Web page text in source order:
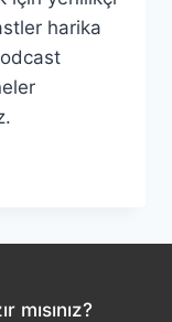
harika
mısınız?